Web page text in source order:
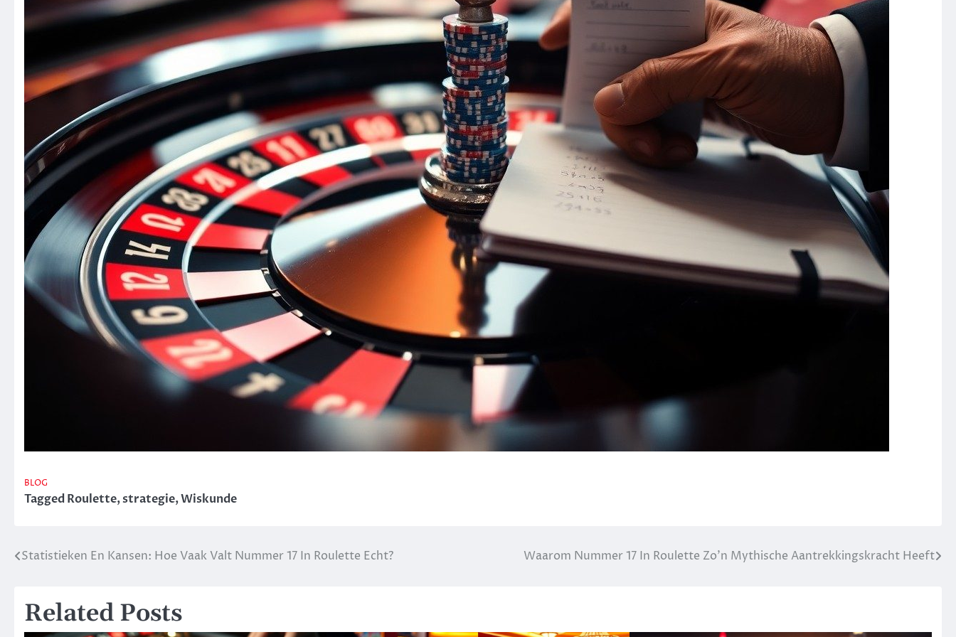
BLOG
TaggedRoulette,strategie,Wiskunde
Post
Statistieken En Kansen: Hoe Vaak Valt Nummer 17 In Roulette Echt? Waarom Nummer 17 In Roulette Zo’n Mythische Aantrekkingskracht Heeft
Related Posts